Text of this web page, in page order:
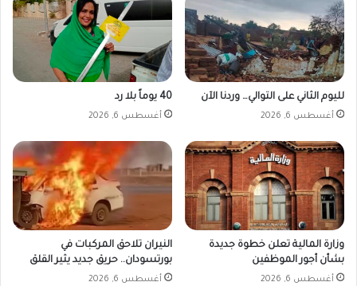
لليوم الثاني على التوالي… وردنا الآن
أغسطس 6, 2026
40 يوماً بلا رد
أغسطس 6, 2026
وزارة المالية تعلن خطوة جديدة
بشأن أجور الموظفين
أغسطس 6, 2026
النيران تلاحق المركبات في
بورتسودان.. حريق جديد يثير القلق
أغسطس 6, 2026